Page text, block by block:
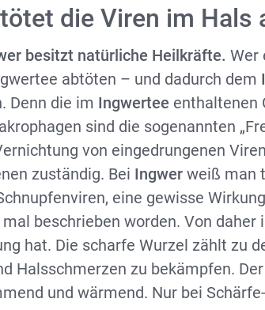
die Viren im Hals
besitzt natürliche Heilkräfte. Wer
abtöten – und dadurch dem
Denn die im Ingwertee enthaltenen
sind die sogenannten
von eingedrungenen
zuständig. Bei Ingwer weiß man
eine gewisse
beschrieben worden. Von daher
hat. Die scharfe Wurzel zählt zu
Halsschmerzen zu bekämpfen.
und wärmend. Nur bei